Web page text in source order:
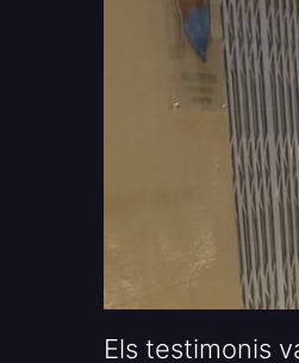
Els testimonis